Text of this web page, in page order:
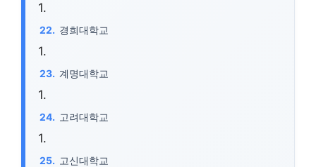
경희대학교
계명대학교
고려대학교
고신대학교